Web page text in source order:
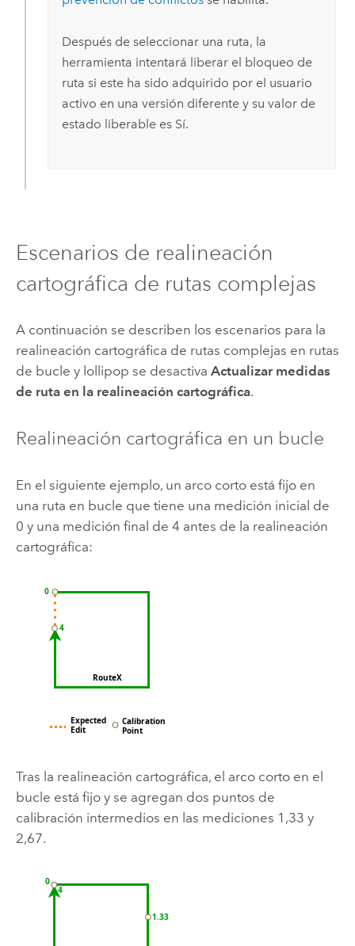
Después de seleccionar una ruta, la
herramienta intentará liberar el bloqueo de
ruta si este ha sido adquirido por el usuario
activo en una versión diferente y su valor de
estado liberable es Sí.
Escenarios de realineación
cartográfica de rutas complejas
A continuación se describen los escenarios para la
realineación cartográfica de rutas complejas en rutas
de bucle y lollipop se desactiva Actualizar medidas
de ruta en la realineación cartográfica.
Realineación cartográfica en un bucle
En el siguiente ejemplo, un arco corto está fijo en
una ruta en bucle que tiene una medición inicial de
0 y una medición final de 4 antes de la realineación
cartográfica:
Tras la realineación cartográfica, el arco corto en el
bucle está fijo y se agregan dos puntos de
calibración intermedios en las mediciones 1,33 y
2,67.